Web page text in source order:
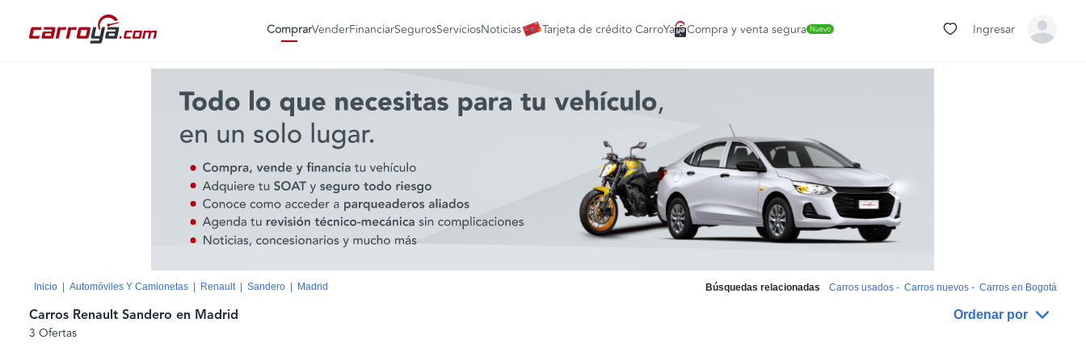
ComprarVenderFinanciarSegurosServiciosNoticias Tarjeta de crédito CarroYa Compra y venta segura Nuevo Ingresar
Inicio Automóviles Y Camionetas Renault Sandero Madrid Búsquedas relacionadas Carros usados - Carros nuevos - Carros en Bogotá
Carros Renault Sandero en Madrid Ordenar por
3 Ofertas